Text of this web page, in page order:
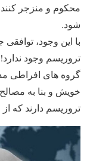
محکوم و منزجر
شود.
با این وجود،
تروریسم وجود
گروه های افراطی
خویش و بنا به
تروریسم دارند که